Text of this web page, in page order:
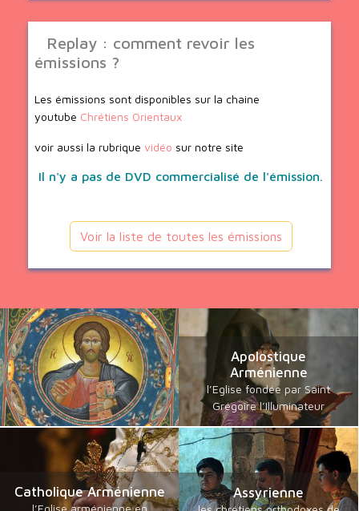
Replay : comment revoir les
émissions ?
Les émissions sont disponibles sur la chaine
youtube Chrétiens Orientaux
voir aussi la rubrique vidéo sur notre site
Il n'y a pas de DVD commercialisé de l'émission.
Voir la liste de toutes les émissions
Apolostique
Arménienne
l’Eglise fondée par Saint
Grégoire l’Illuminateur
Catholique Arménienne Assyrienne